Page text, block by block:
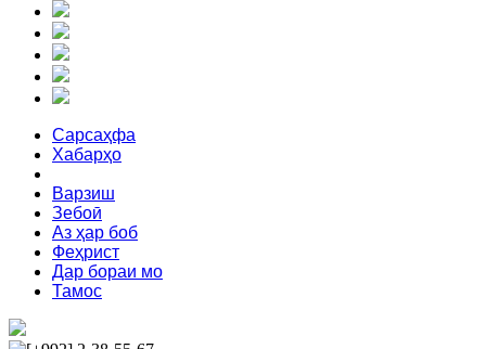
Сарсаҳфа
Хабарҳо
Варзиш
Зебоӣ
Аз ҳар боб
Феҳрист
Дар бораи мо
Тамос